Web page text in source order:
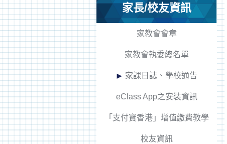
家長/校友資訊
家教會會章
家教會執委總名單
家課日誌、學校通告
eClass App之安裝資訊
「支付寶香港」增值繳費教學
校友資訊